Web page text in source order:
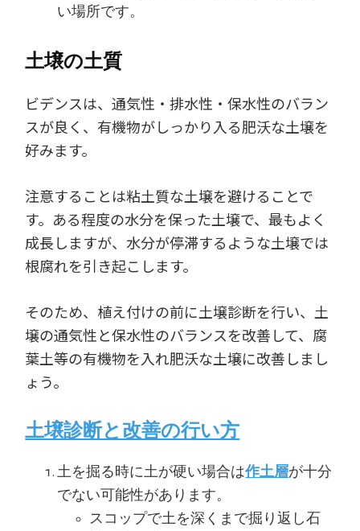
い場所です。
土壌の土質
ビデンスは、通気性・排水性・保水性のバラン
スが良く、有機物がしっかり入る肥沃な土壌を
好みます。
注意することは粘土質な土壌を避けることで
す。ある程度の水分を保った土壌で、最もよく
成長しますが、水分が停滞するような土壌では
根腐れを引き起こします。
そのため、植え付けの前に土壌診断を行い、土
壌の通気性と保水性のバランスを改善して、腐
葉土等の有機物を入れ肥沃な土壌に改善しまし
ょう。
土壌診断と改善の行い方
土を掘る時に土が硬い場合は作土層が十分
でない可能性があります。
スコップで土を深くまで掘り返し石